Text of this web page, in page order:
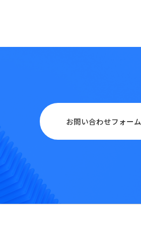
お問い合わせフォーム